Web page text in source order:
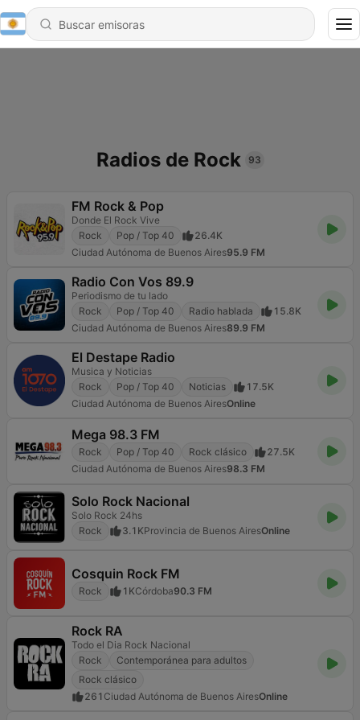
Radios de Rock 93
FM Rock & Pop
Donde El Rock Vive
Rock
Pop / Top 40
26.4K
Ciudad Autónoma de Buenos Aires95.9 FM
Radio Con Vos 89.9
Periodismo de tu lado
Rock
Pop / Top 40 Radio hablada
15.8K
Ciudad Autónoma de Buenos Aires89.9 FM
El Destape Radio
Musica y Noticias
Rock
Pop / Top 40 Noticias
17.5K
Ciudad Autónoma de Buenos AiresOnline
Mega 98.3 FM
Rock Pop / Top 40 Rock clásico
27.5K
Ciudad Autónoma de Buenos Aires98.3 FM
Solo Rock Nacional
Solo Rock 24hs
Rock
3.1KProvincia de Buenos AiresOnline
Cosquin Rock FM
Rock 1KCórdoba90.3 FM
Rock RA
Todo el Dia Rock Nacional
Rock
Contemporánea para adultos
Rock clásico
261 Ciudad Autónoma de Buenos AiresOnline